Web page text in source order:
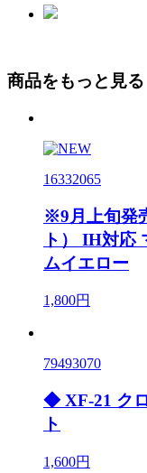
商品をもっと見る
16332065
※9月上旬発
ト） IH対応
ムイエロー
1,800円
79493070
◆ XF-21 ク
ト
1,600円